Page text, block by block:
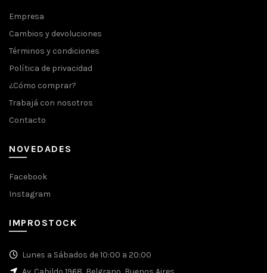
Empresa
Cambios y devoluciones
Términos y condiciones
Política de privacidad
¿Cómo comprar?
Trabajá con nosotros
Contacto
NOVEDADES
Facebook
Instagram
IMPROSTOCK
Lunes a Sábados de 10:00 a 20:00